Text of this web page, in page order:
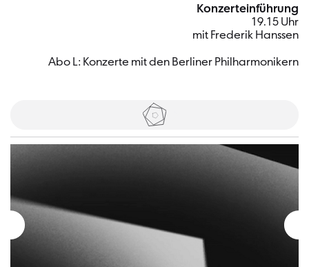
Konzerteinführung
19.15 Uhr
mit Frederik Hanssen
Abo L: Konzerte mit den Berliner Philharmonikern
Tickets